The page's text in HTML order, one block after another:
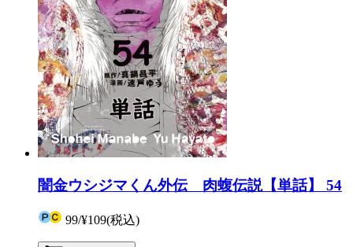
闇金ウシジマくん外伝 肉蝮伝説【単話】 54
99/¥109(税込)